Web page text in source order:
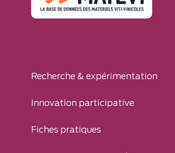
Recherche & expérimentation
Innovation participative
Fiches pratiques